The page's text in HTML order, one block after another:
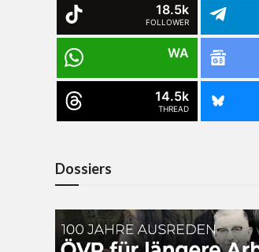
18.5k
FOLLOWER
WA
14.5k
THREAD
Dossiers